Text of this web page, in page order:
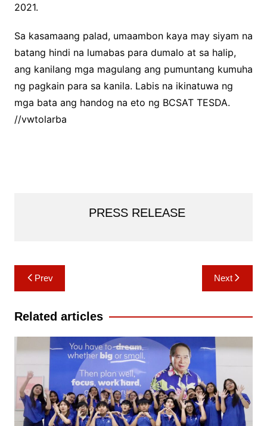
2021.
Sa kasamaang palad, umaambon kaya may siyam na
batang hindi na lumabas para dumalo at sa halip,
ang kanilang mga magulang ang pumuntang kumuha
ng pagkain para sa kanila. Labis na ikinatuwa ng
mga bata ang handog na eto ng BCSAT TESDA.
//vwtolarba
PRESS RELEASE
Post
navigation
Prev Next
Related articles